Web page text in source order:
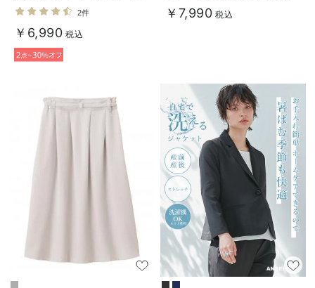
ス マタニティ
2件
￥6,990 税込
る】
￥7,990 税込